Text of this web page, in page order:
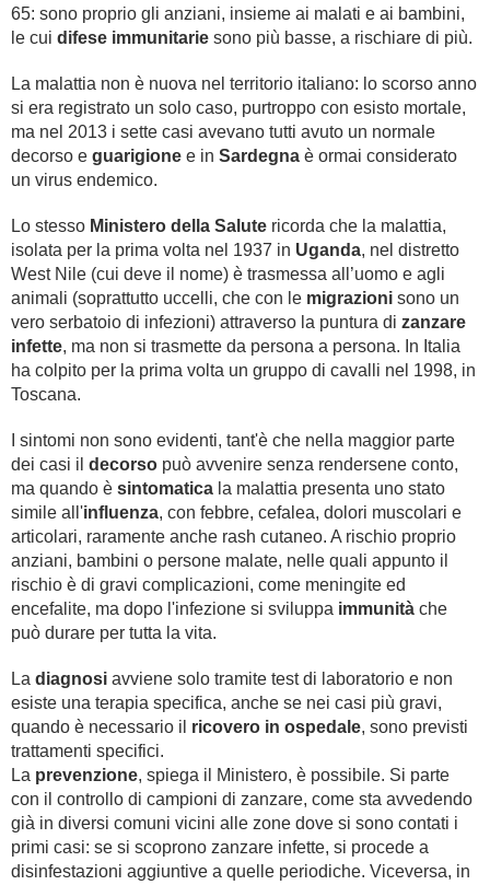
65: sono proprio gli anziani, insieme ai malati e ai bambini,
le cui difese immunitarie sono più basse, a rischiare di più.
La malattia non è nuova nel territorio italiano: lo scorso anno
si era registrato un solo caso, purtroppo con esisto mortale,
ma nel 2013 i sette casi avevano tutti avuto un normale
decorso e guarigione e in Sardegna è ormai considerato
un virus endemico.
Lo stesso Ministero della Salute ricorda che la malattia,
isolata per la prima volta nel 1937 in Uganda, nel distretto
West Nile (cui deve il nome) è trasmessa all’uomo e agli
animali (soprattutto uccelli, che con le migrazioni sono un
vero serbatoio di infezioni) attraverso la puntura di zanzare
infette, ma non si trasmette da persona a persona. In Italia
ha colpito per la prima volta un gruppo di cavalli nel 1998, in
Toscana.
I sintomi non sono evidenti, tant'è che nella maggior parte
dei casi il decorso può avvenire senza rendersene conto,
ma quando è sintomatica la malattia presenta uno stato
simile all'influenza, con febbre, cefalea, dolori muscolari e
articolari, raramente anche rash cutaneo. A rischio proprio
anziani, bambini o persone malate, nelle quali appunto il
rischio è di gravi complicazioni, come meningite ed
encefalite, ma dopo l'infezione si sviluppa immunità che
può durare per tutta la vita.
La diagnosi avviene solo tramite test di laboratorio e non
esiste una terapia specifica, anche se nei casi più gravi,
quando è necessario il ricovero in ospedale, sono previsti
trattamenti specifici.
La prevenzione, spiega il Ministero, è possibile. Si parte
con il controllo di campioni di zanzare, come sta avvedendo
già in diversi comuni vicini alle zone dove si sono contati i
primi casi: se si scoprono zanzare infette, si procede a
disinfestazioni aggiuntive a quelle periodiche. Viceversa, in